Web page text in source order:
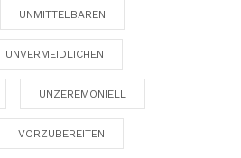
UNMITTELBAREN
UNVERMEIDLICHEN
UNZEREMONIELL
VORZUBEREITEN